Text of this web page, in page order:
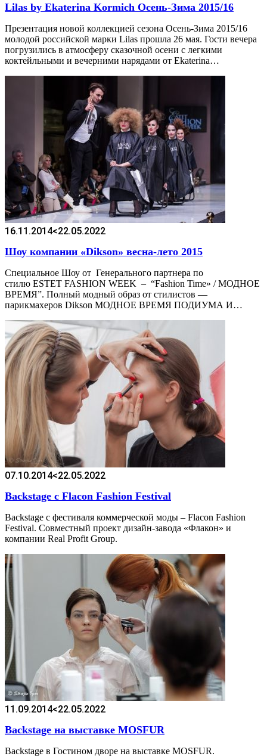
Lilas by Ekaterina Kormich Осень-Зима 2015/16
Презентация новой коллекцией сезона Осень-Зима 2015/16
молодой российской марки Lilas прошла 26 мая. Гости вечера
погрузились в атмосферу сказочной осени с легкими
коктейльными и вечерними нарядами от Ekaterina…
16.11.2014<22.05.2022
Шоу компании «Dikson» весна-лето 2015
Специальное Шоу от Генерального партнера по
стилю ESTET FASHION WEEK – “Fashion Time» / МОДНОЕ
ВРЕМЯ”. Полный модный образ от стилистов —
парикмахеров Dikson МОДНОЕ ВРЕМЯ ПОДИУМА И…
07.10.2014<22.05.2022
Backstage с Flacon Fashion Festival
Backstage с фестиваля коммерческой моды – Flacon Fashion
Festival. Совместный проект дизайн-завода «Флакон» и
компании Real Profit Group.
11.09.2014<22.05.2022
Backstage на выставке MOSFUR
Backstage в Гостином дворе на выставке MOSFUR.